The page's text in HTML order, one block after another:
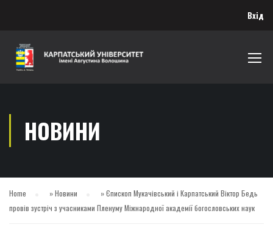
Вхід
НОВИНИ
Home »Новини »Єпископ Мукачівський і Карпатський Віктор Бедь
провів зустріч з учасниками Пленуму Міжнародної академії богословських наук